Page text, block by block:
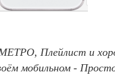
Плейлист и
мобильном -